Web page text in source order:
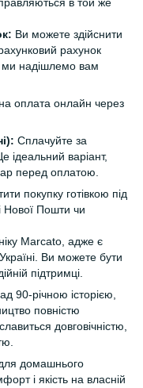
в той же
Ви можете здійснити
рахунок
надішлемо вам
оплата онлайн через
Сплачуйте за
ідеальний варіант,
перед оплатою.
покупку готівкою під
Нової Пошти чи
Marcato, адже є
Ви можете бути
підтримці.
90-річною історією,
повністю
довговічністю,
домашнього
і якість на власній